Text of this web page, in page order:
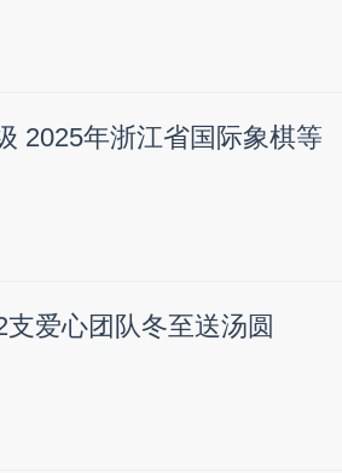
2025年浙江省国际象棋等
爱心团队冬至送汤圆